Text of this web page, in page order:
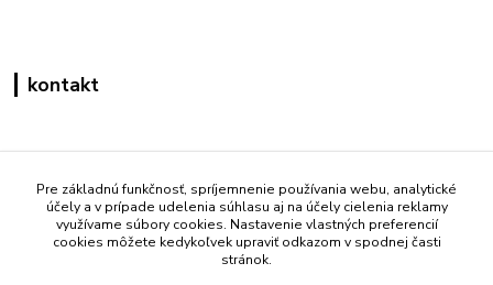
kontakt
+421 908 861 051
(Po - Pia 7:30-15:30)
info@mati.sk
Pre základnú funkčnosť, spríjemnenie používania webu, analytické
účely a v prípade udelenia súhlasu aj na účely cielenia reklamy
využívame súbory cookies. Nastavenie vlastných preferencií
cookies môžete kedykoľvek upraviť odkazom v spodnej časti
stránok.